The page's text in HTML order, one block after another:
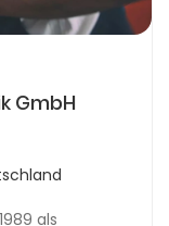
GmbH
als